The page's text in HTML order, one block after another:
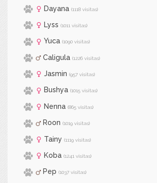
Dayana (1118 visitas)
Lyss (1011 visitas)
Yuca (1090 visitas)
Caligula (1226 visitas)
Jasmin (957 visitas)
Bushya (1015 visitas)
Nenna (865 visitas)
Roon (1019 visitas)
Tainy (1119 visitas)
Koba (1241 visitas)
Pep (1037 visitas)